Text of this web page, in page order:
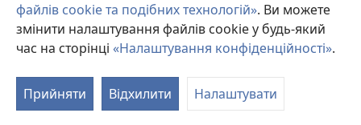
файлів cookie та подібних технологій». Ви можете
змінити налаштування файлів cookie у будь-який
час на сторінці «Налаштування конфіденційності».
Прийняти Відхилити Налаштувати
Назад Далі